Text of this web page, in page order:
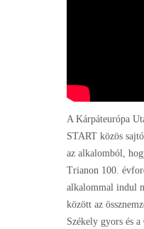
A Kárpáteurópa
START közös
az alkalomból,
Trianon 100.
alkalommal indul
között az
Székely gyors és